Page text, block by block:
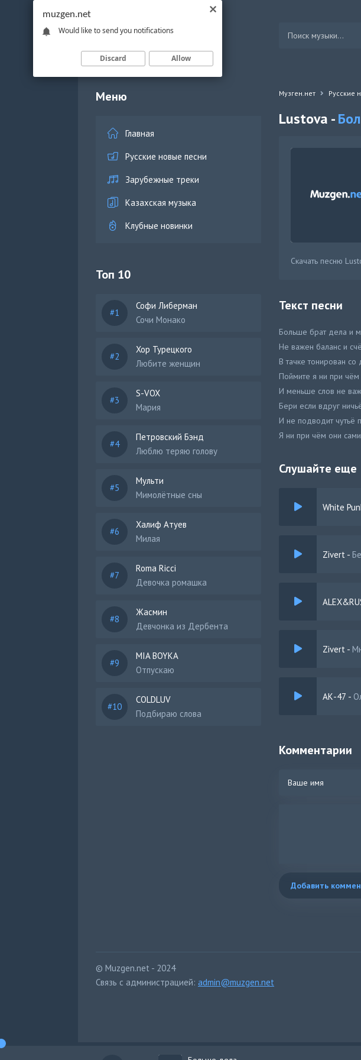
Меню
Главная
Русские новые песни
Зарубежные треки
Казахская музыка
Клубные новинки
Топ 10
Софи Либерман
Сочи Монако
Хор Турецкого
Любите женщин
S-VOX
Мария
Петровский Бэнд
Люблю теряю голову
Мульти
Мимолётные сны
Халиф Атуев
Милая
Roma Ricci
Девочка ромашка
Жасмин
Девчонка из Дербента
MIA BOYKA
Отпускаю
COLDLUV
Подбираю слова
Музген.нет Русские
Lustova -
Скачать песню
Текст песни
Больше брат дела и
Не важен баланс и
В тачке тонирован
Поймите я ни при
И меньше слов не
Бери если вдруг
И не подводит чутьё
Я ни при чём они
Слушайте еще
White
Zivert -
Zivert -
АК-47 -
Комментарии
Добавить
© Muzgen.net - 2024
Связь с администрацией: admin@muzgen.net
muzgen.net
Would like to send you notifications
Discard Allow